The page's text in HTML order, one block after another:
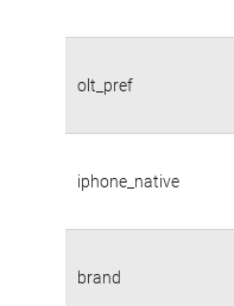
olt_pref
iphone_native
brand